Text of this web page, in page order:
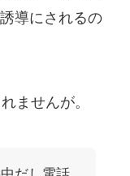
導にされるの
ませんが。